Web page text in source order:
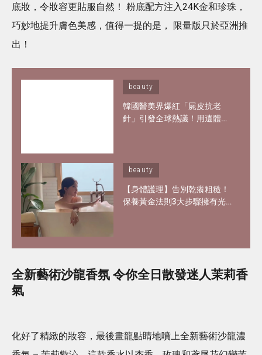
底妝，令妝容更貼服自然！ 粉底配方注入24K金和珍珠，
巧妙地提升膚色美感，值得一提的是， 限量版只於亞洲推
出！
beauty
韓國醫美界爆紅「屍皮抗老
針」引發全球熱議！用遺體皮
beauty
【身體護理】告別乾癢粗糙！
保養黃金法則3大步驟擁有光
全新藝術沙龍香氛 令你全日散發迷人茉莉香
氣
化好了精緻的妝容，最後畫龍點睛地噴上全新藝術沙龍濃